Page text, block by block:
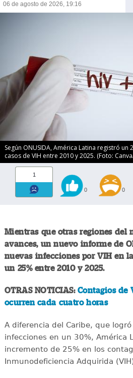
06 de agosto de 2026, 19:16
Según ONUSIDA, América Latina registró
casos de VIH entre 2010 y 2025. (Foto:
1
0 0
Mientras que otras regiones del
avances, un nuevo informe de
nuevas infecciones por VIH en
un 25% entre 2010 y 2025.
OTRAS NOTICIAS: Contagios de
ocurren cada cuatro horas
A diferencia del Caribe, que
infecciones en un 30%, América
incremento de 25% en los
Inmunodeficiencia Adquirida